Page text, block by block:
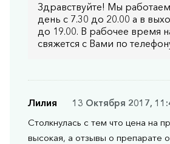
Здравствуйте! Мы
день с 7.30 до 20.00 а в
до 19.00. В рабочее время
свяжется с Вами по
Лилия
13 Октября 2017,
Столкнулась с тем что цена на
высокая, а отзывы о препарате